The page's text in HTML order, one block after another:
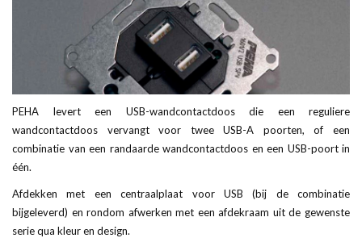
PEHA levert een USB-wandcontactdoos die een reguliere
wandcontactdoos vervangt voor twee USB-A poorten, of een
combinatie van een randaarde wandcontactdoos en een USB-poort in
één.
Afdekken met een centraalplaat voor USB (bij de combinatie
bijgeleverd) en rondom afwerken met een afdekraam uit de gewenste
serie qua kleur en design.